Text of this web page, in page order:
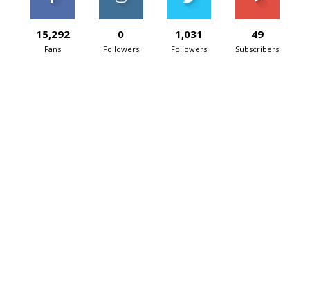
15,292
Fans
0
Followers
1,031
Followers
49
Subscribers